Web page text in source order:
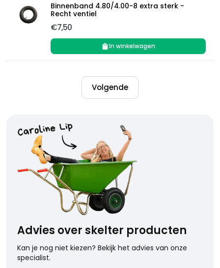
Binnenband 4.80/4.00-8 extra sterk -
Recht ventiel
€7,50
In winkelwagen
Volgende
Advies over skelter producten
Kan je nog niet kiezen? Bekijk het advies van onze
specialist.